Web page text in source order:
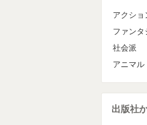
アクショ
ファンタ
社会派
アニマル
出版社